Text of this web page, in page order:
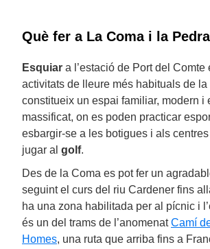
Què fer a La Coma i la Pedra
Esquiar a l’estació de Port del Comte
activitats de lleure més habituals de la
constitueix un espai familiar, modern i
massificat, on es poden practicar
esbargir-se a les botigues i als centres
jugar al golf.
Des de la Coma es pot fer un
seguint el curs del riu Cardener fins
ha una zona habilitada per al pícnic i
és un del trams de l’anomenatCamí
Homes, una ruta que arriba fins a